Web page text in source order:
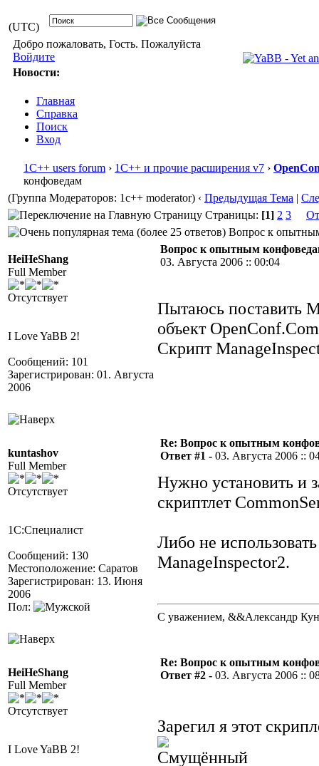
(UTC)
Добро пожаловать, Гость. Пожалуйста
Войдите
Новости:
Главная
Справка
Поиск
Вход
1С++ users forum › 1С++ и прочие расширения v7 ›
конфоведам
(Группа Модераторов: 1c++ moderator) ‹ Предыдущая Тема |
Страницы: [1] 2 3
Вопрос к
HeiHeShang
Full Member
Отсутствует
I Love YaBB 2!
Сообщений: 101
Зарегистрирован: 01. Августа
2006
Вопрос к опытным
03. Августа 2006 :: 00:04
Пытаюсь поставить
объект
Скрипт
kuntashov
Full Member
Отсутствует
1С:Специалист
Сообщений: 130
Местоположение: Саратов
Зарегистрирован: 13. Июня
2006
Пол:
Re: Вопрос к опытным
Ответ #1 - 03. Августа 2006 ::
Нужно установить и
скриптлет
Либо не
ManageInspector2.
С уважением, &&Александр
HeiHeShang
Full Member
Отсутствует
I Love YaBB 2!
Re: Вопрос к опытным
Ответ #2 - 03. Августа 2006 ::
Зарегил я этот